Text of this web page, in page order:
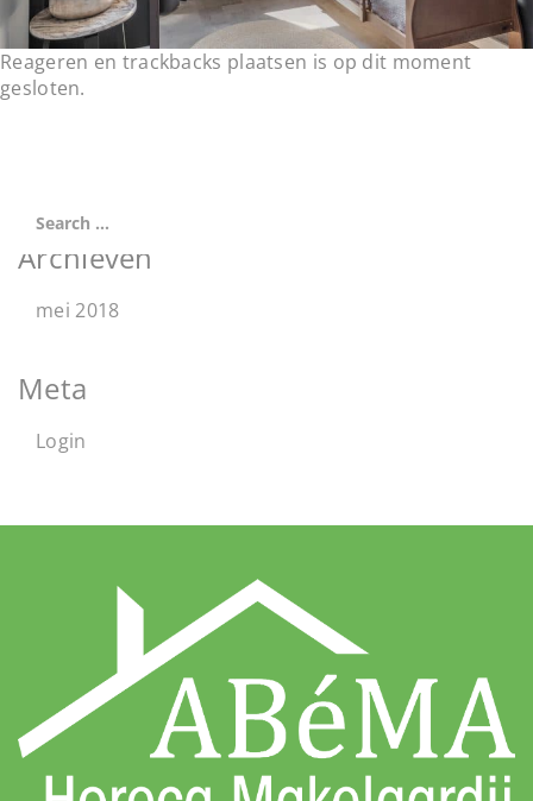
Reageren en trackbacks plaatsen is op dit moment
gesloten.
Archieven
mei 2018
Meta
Login